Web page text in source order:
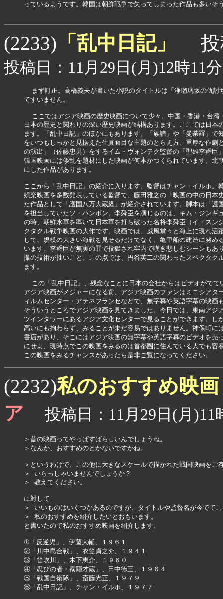
っているようです。韓国は朝鮮戦争で失ってしまった作品も多いそ
(2233) 「乱中日記」 投
投稿日：11月29日(月)12時11
まず訂正。高橋義夫が書いた小説のタイトルは「浄瑠璃坂の仇討
てすいません。
ここではアジア映画の歴史映画について少々。中国・香港・台湾
日本の歴史と関わりの深い歴史映画が結構あります。ここでは日本
ます。「乱中日記」のほかにもあります。「族譜」や「曼荼羅」で
をいつもしっかと見据えた生真面目な主題のとらえ方、重厚な作劇
の演出」（佐藤忠男）をするイム・ヴォンテク監督の「聖雄李舜臣
韓国映画には倭乱を題材にした映画が何本かつくられています。北
にした作品があります。
ここから「乱中日記」の紹介に入ります。監督はチャン・イルホ。
娯楽映画を多数発表している監督で、藤田雅之の「映画の中の日本
た作品として「護国八万大蔵経」が紹介されています。脚本は「護
を担当していたソ・ハンボン。李舜臣を演じるのは、キム・ジンギ
の時、朝鮮水軍を率いて日本軍を打ち破った名将李舜臣（イ・スン
クタクル戦争映画の大作です。映画では、威風堂々と海上に現れ活
して、規模の大きい海戦を見せるだけでなく、亀甲船の建造に努め
います。李舜臣が無実の罪で投獄され牢内で嘆き悲しむシーンもあ
撮の技術が拙いこと。この点では、円谷英二の関わったスペクタク
ます。
この「乱中日記」、残念なことに日本の会社からはビデオがでて
アジア映画がメジャーになる前、アジア映画のファンはミニシアタ
ィルムセンター・アテネフランセなどで、無字幕や英語字幕の映画
そういうところでアジア映画を見てきました。今日では、東南アジ
ツインタワーにあるアジア文化センターで見ることができます。し
高いにも拘わらず、みることが未だ容易ではありません。神保町に
書店があり、そこにはアジア映画の無字幕や英語字幕のビデオを売
にせよ、現時点でこの映画をみるのは首都圏に住んでいる人でも容
この映画をみるチャンスがあったら是非ご覧になってください。
(2232)私のおすすめ映画
ア 投稿日：11月29日(月)11
＞昔の映画ってやっぱすばらしいんでしょうね。
＞なんか、おすすめのとかないですかね。
＞というわけで、この他に大きなスケールで描かれた戦国映画をご
＞ いらっしゃいませんでしょうか？
＞ 教えてください。
に対して
＞ いいものはいくつかあるのですが、タイトルや監督名が今でて
＞ 私のおすすめを紹介したいとおもいます。
と書いたので私のおすすめ映画を紹介します。
①「反逆児」、伊藤大輔、１９６１
②「川中島合戦」、衣笠貞之介、１９４１
③「笛吹川」、木下恵介、１９６０
④「忍びの者・霧隠才蔵」、田中徳三、１９６４
⑤「戦国自衛隊」、斎藤光正、１９７９
⑥「乱中日記」、チャン・イルホ、１９７７